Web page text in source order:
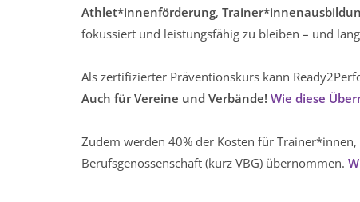
Athlet*innenförderung,
fokussiert und leistungsfähig zu bleiben – und
Als zertifizierter Präventionskurs kann
Auch für Vereine und Verbände! Wie diese
Zudem werden 40% der Kosten für Trainer*innen,
Berufsgenossenschaft­ (kurz­ VBG) übernommen.